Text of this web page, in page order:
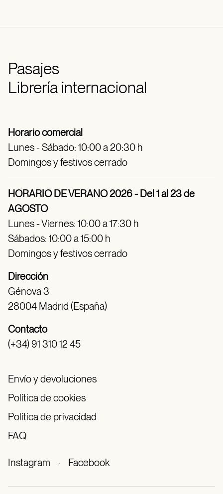
Pasajes
Librería internacional
Horario comercial
Lunes - Sábado: 10:00 a 20:30 h
Domingos y festivos cerrado
HORARIO DE VERANO 2026 - Del 1 al 23 de
AGOSTO
Lunes - Viernes: 10:00 a 17:30 h
Sábados: 10:00 a 15:00 h
Domingos y festivos cerrado
Dirección
Génova 3
28004 Madrid (España)
Contacto
(+34) 91 310 12 45
Envío y devoluciones
Política de cookies
Política de privacidad
FAQ
Instagram · Facebook